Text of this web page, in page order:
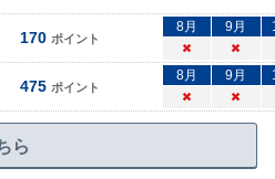
170 ポイント
8月 9月
×
×
475 ポイント
8月 9月
×
×
ら